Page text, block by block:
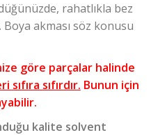
rahatlıkla bez
akması söz konusu
göre parçalar halinde
sıfıra sıfırdır. Bunun için
kalite solvent